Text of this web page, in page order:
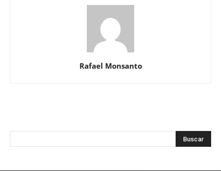
Rafael Monsanto